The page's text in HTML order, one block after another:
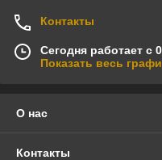
Контакты
Сегодня работает с
Показать весь
О нас
Контакты